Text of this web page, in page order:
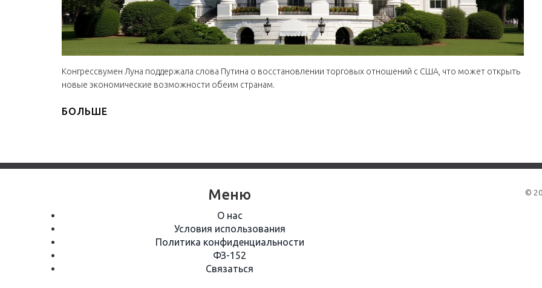
Конгрессвумен Луна поддержала слова Путина о восстановлении торговых отношений с США, что может открыть
новые экономические возможности обеим странам.
БОЛЬШЕ
Меню
О нас
Условия использования
Политика конфиденциальности
ФЗ-152
Связаться
©